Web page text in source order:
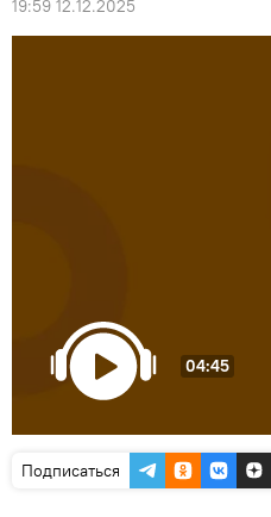
19:59 12.12.2025
04:45
Подписаться